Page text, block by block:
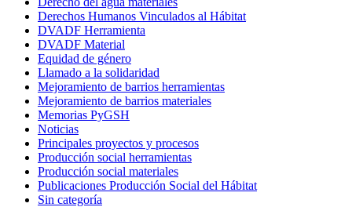
Derechos Humanos Vinculados al Hábitat
DVADF Herramienta
DVADF Material
Equidad de género
Llamado a la solidaridad
Mejoramiento de barrios herramientas
Mejoramiento de barrios materiales
Memorias PyGSH
Noticias
Principales proyectos y procesos
Producción social herramientas
Producción social materiales
Publicaciones Producción Social del Hábitat
Sin categoría